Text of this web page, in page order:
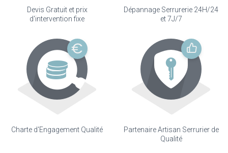
Devis Gratuit et prix
d'intervention fixe
Dépannage Serrurerie 24H/24
et 7J/7
Charte d'Engagement Qualité
Partenaire Artisan Serrurier de
Qualité